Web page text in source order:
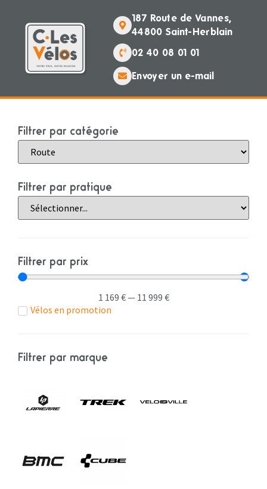
187 Route de Vannes,
44800 Saint-Herblain
02 40 08 01 01
Envoyer un e-mail
Filtrer par catégorie
Filtrer par pratique
Filtrer par prix
1 169 €— 11 999 €
Vélos en promotion
Filtrer par marque